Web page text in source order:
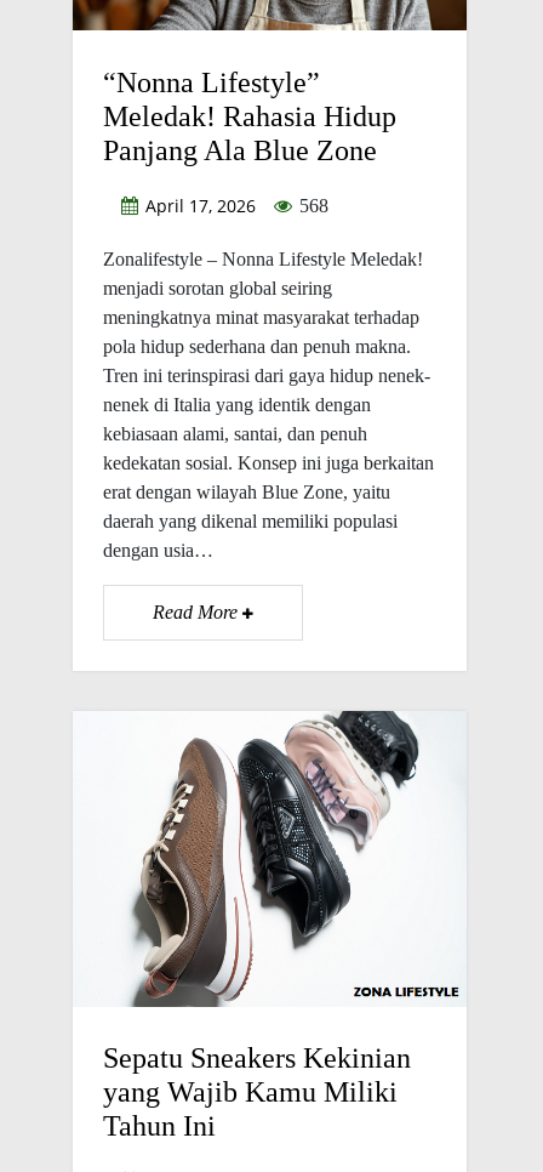
“Nonna Lifestyle”
Meledak! Rahasia Hidup
Panjang Ala Blue Zone
April 17, 2026 568
Zonalifestyle – Nonna Lifestyle Meledak!
menjadi sorotan global seiring
meningkatnya minat masyarakat terhadap
pola hidup sederhana dan penuh makna.
Tren ini terinspirasi dari gaya hidup nenek-
nenek di Italia yang identik dengan
kebiasaan alami, santai, dan penuh
kedekatan sosial. Konsep ini juga berkaitan
erat dengan wilayah Blue Zone, yaitu
daerah yang dikenal memiliki populasi
dengan usia…
Read More
Sepatu Sneakers Kekinian
yang Wajib Kamu Miliki
Tahun Ini